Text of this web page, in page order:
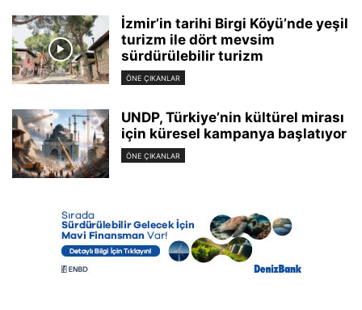
İzmir’in tarihi Birgi Köyü’nde yeşil
turizm ile dört mevsim
sürdürülebilir turizm
ÖNE ÇIKANLAR
UNDP, Türkiye’nin kültürel mirası
için küresel kampanya başlatıyor
ÖNE ÇIKANLAR